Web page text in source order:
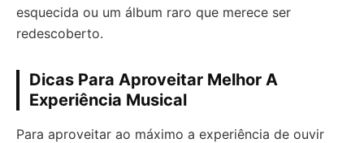
esquecida ou um álbum raro que merece ser
redescoberto.
Dicas Para Aproveitar Melhor A
Experiência Musical
Para aproveitar ao máximo a experiência de ouvir